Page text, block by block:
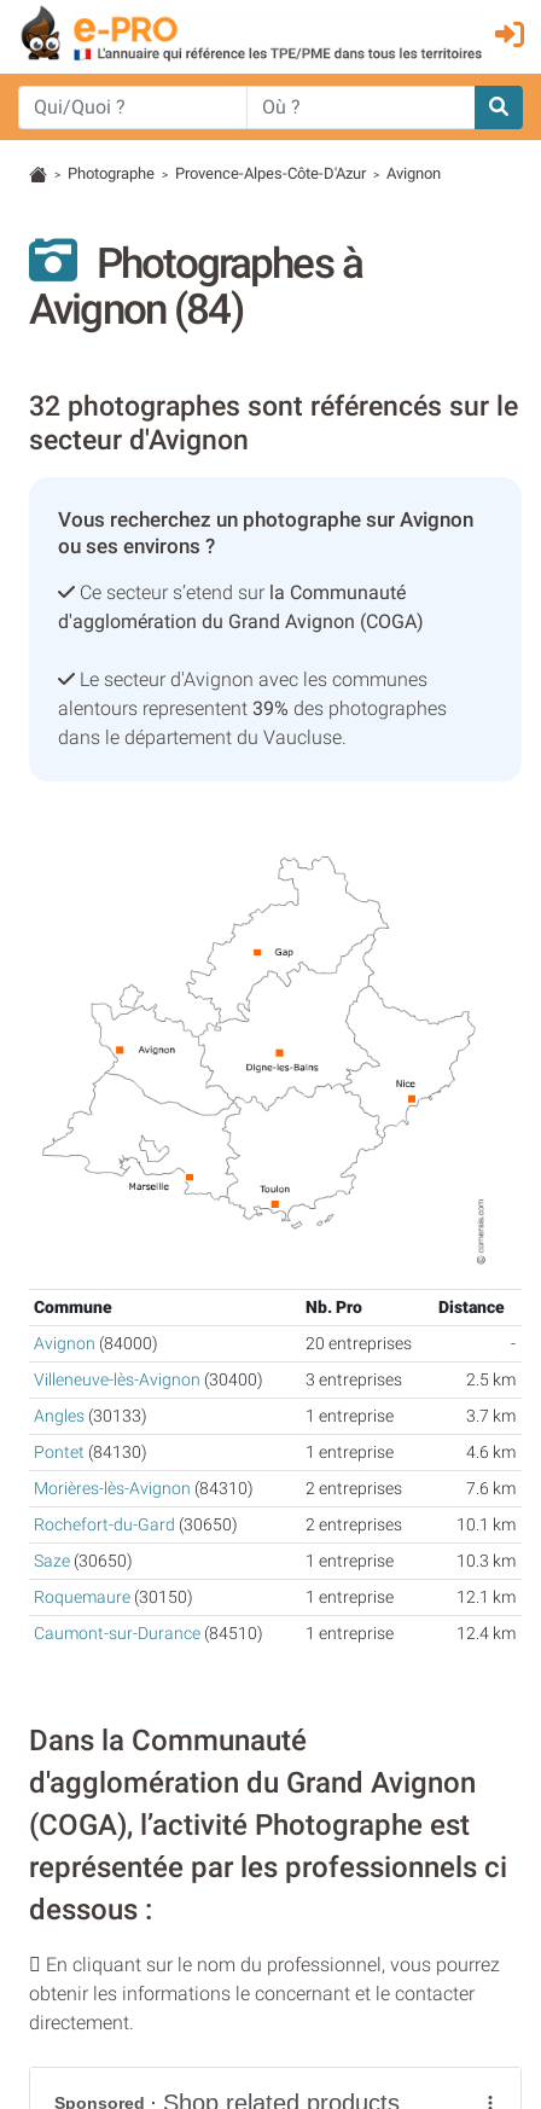
> Photographe > Provence-Alpes-Côte-D'Azur > Avignon
Photographes à
Avignon (84)
32 photographes sont référencés sur le
secteur d'Avignon
Vous recherchez un photographe sur Avignon
ou ses environs ?
Ce secteur s’etend sur la Communauté
d'agglomération du Grand Avignon (COGA)
Le secteur d'Avignon avec les communes
alentours representent 39% des photographes
dans le département du Vaucluse.
Commune Nb. Pro
Distance
Avignon (84000) 20 entreprises
-
Villeneuve-lès-Avignon (30400) 3 entreprises
2.5 km
Angles (30133) 1 entreprise
3.7 km
Pontet (84130) 1 entreprise
4.6 km
Morières-lès-Avignon (84310) 2 entreprises
7.6 km
Rochefort-du-Gard (30650) 2 entreprises
10.1 km
Saze (30650) 1 entreprise
10.3 km
Roquemaure (30150) 1 entreprise
12.1 km
Caumont-sur-Durance (84510) 1 entreprise 12.4 km
Dans la Communauté
d'agglomération du Grand Avignon
(COGA), l’activité Photographe est
représentée par les professionnels ci
dessous :
En cliquant sur le nom du professionnel, vous pourrez
obtenir les informations le concernant et le contacter
directement.